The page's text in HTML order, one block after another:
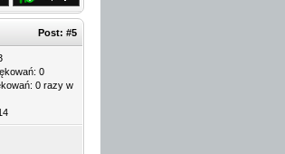
Post: #5
0
0 razy w